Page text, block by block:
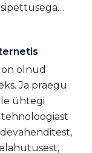
olnud
Ja praegu
ühtegi